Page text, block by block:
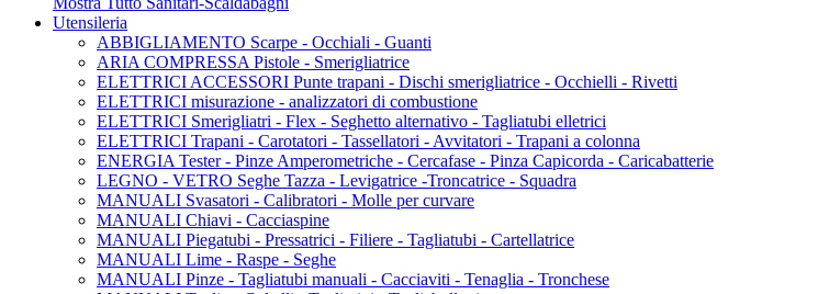
Utensileria
ABBIGLIAMENTO Scarpe - Occhiali - Guanti
ARIA COMPRESSA Pistole - Smerigliatrice
ELETTRICI ACCESSORI Punte trapani - Dischi smerigliatrice - Occhielli - Rivetti
ELETTRICI misurazione - analizzatori di combustione
ELETTRICI Smerigliatri - Flex - Seghetto alternativo - Tagliatubi elletrici
ELETTRICI Trapani - Carotatori - Tassellatori - Avvitatori - Trapani a colonna
ENERGIA Tester - Pinze Amperometriche - Cercafase - Pinza Capicorda - Caricabatterie
LEGNO - VETRO Seghe Tazza - Levigatrice -Troncatrice - Squadra
MANUALI Svasatori - Calibratori - Molle per curvare
MANUALI Chiavi - Cacciaspine
MANUALI Piegatubi - Pressatrici - Filiere - Tagliatubi - Cartellatrice
MANUALI Lime - Raspe - Seghe
MANUALI Pinze - Tagliatubi manuali - Cacciaviti - Tenaglia - Tronchese